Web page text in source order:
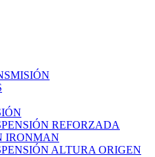
REFORZADA
IRONMAN
ALTURA ORIGEN